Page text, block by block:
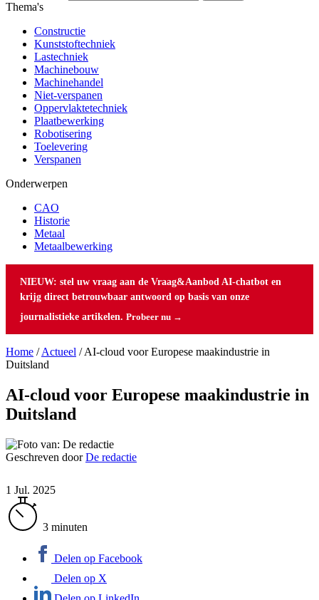
Thema's
Constructie
Kunststoftechniek
Lastechniek
Machinebouw
Machinehandel
Niet-verspanen
Oppervlaktetechniek
Plaatbewerking
Robotisering
Toelevering
Verspanen
Onderwerpen
CAO
Historie
Metaal
Metaalbewerking
NIEUW: stel uw vraag aan de Vraag&Aanbod AI-chatbot en
krijg direct betrouwbaar antwoord op basis van onze
journalistieke artikelen. Probeer nu →
Home /Actueel /AI-cloud voor Europese maakindustrie in
Duitsland
AI-cloud voor Europese maakindustrie in
Duitsland
Geschreven doorDe redactie
1 Jul. 2025
3 minuten
Delen op Facebook
Delen op X